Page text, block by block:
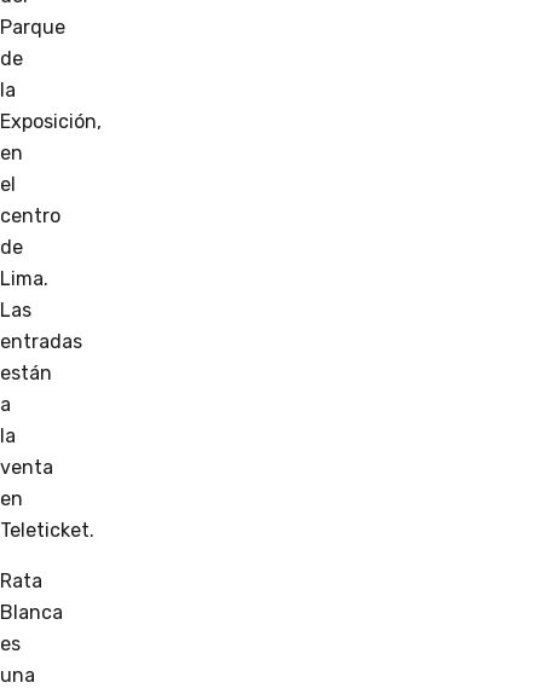
Parque
de
la
Exposición,
en
el
centro
de
Lima.
Las
entradas
están
a
la
venta
en
Teleticket.
Rata
Blanca
es
una